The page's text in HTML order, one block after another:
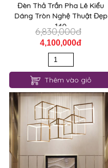
Đèn Thả Trần Pha Lê Kiểu
Dáng Tròn Nghệ Thuật Đẹp
140
6,830,000đ
4,100,000đ
Thêm vào giỏ